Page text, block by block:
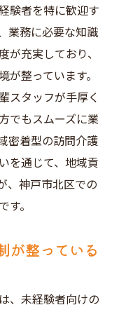
で求人を探す際
したい情報源
人応募時の注意
功するための
くべき地域特
成功するため
人で未経験から
験者を特に歓迎す
業務に必要な知識
が充実しており、
整っています。
スタッフが手厚く
でもスムーズに業
密着型の訪問介護
を通じて、地域貢
、神戸市北区での
す。
が整っている
、未経験者向けの